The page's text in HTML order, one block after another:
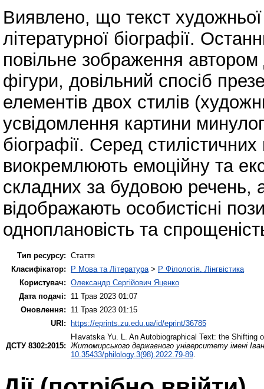
Виявлено, що текст художньої
літературної біографії.
повільне зображення
фігури, довільний спосіб
елементів двох стилів
усвідомлення картини
біографії. Серед
виокремлюють емоційну та
складних за будовою речень,
відображають особистісні
одноплановість та
Тип ресурсу: Стаття
Класифікатор:
P Мова та Література> P Філологія. Лінгвістика
Користувач: Олександр Сергійович Яценко
Дата подачі:
11 Трав 2023 01:07
Оновлення:
11 Трав 2023 01:15
URI:
https://eprints.zu.edu.ua/id/eprint/36785
ДСТУ 8302:2015:
Hlavatska Yu. L. An Autobiographical Text: the
Житомирського державного університету імені
10.35433/philology.3(98).2022.79-89.